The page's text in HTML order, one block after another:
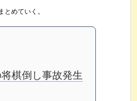
めていく。
棋倒し事故発生